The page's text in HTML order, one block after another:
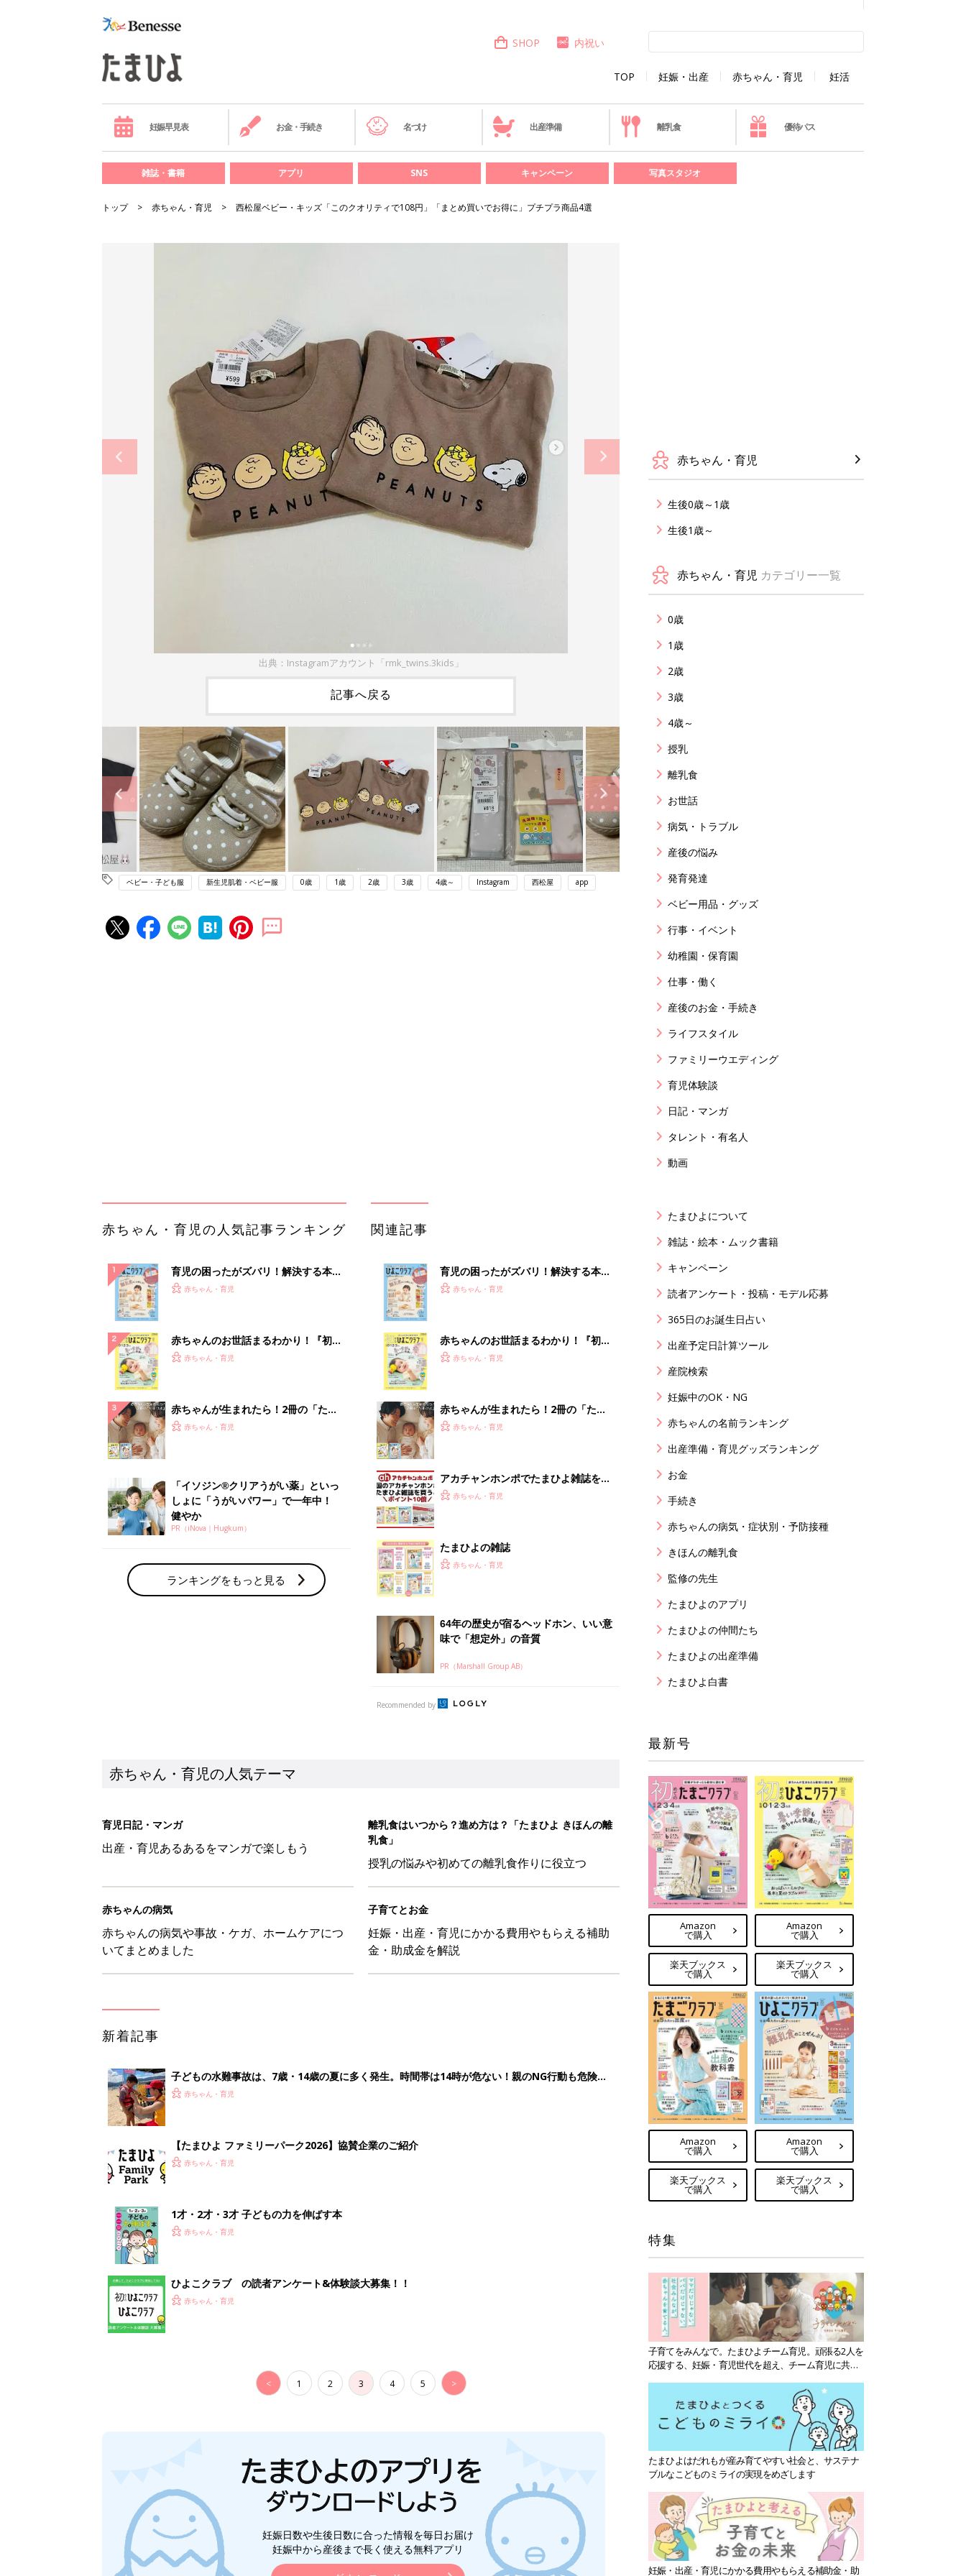
TOP 妊娠・出産 赤ちゃん・育児 妊活
SHOP 内祝い
妊娠早見表 お金・手続き 名づけ 出産準備 離乳食 優待パス
雑誌・書籍 アプリ SNS キャンペーン 写真スタジオ
トップ 赤ちゃん・育児 西松屋ベビー・キッズ「このクオリティで108円」「まとめ買いでお得に」プチプラ商品4選
出典：Instagramアカウント「rmk_twins.3kids」
記事へ戻る
ベビー・子ども服 新生児肌着・ベビー服 0歳 1歳 2歳 3歳 4歳～ Instagram 西松屋 app
しょに「うがいパワー」で一年中！
健やか
PR（iNova｜Hugkum）
ランキングをもっと見る
味で「想定外」の音質
PR（Marshall Group AB）
赤ちゃん・育児の人気テーマ
育児日記・マンガ
離乳食はいつから？進め方は？「たまひよ きほんの離
授乳の悩みや初めての離乳食作りに役立つ
子育てとお金
妊娠・出産・育児にかかる費用やもらえる補助
金・助成金を解説
子どもの水難事故は、7歳・14歳の夏に多く発生。時間帯は14時が危ない！親のNG行動も危険を
まねく【専門家】
赤ちゃん・育児
【たまひよ ファミリーパーク2026】協賛企業のご紹介
赤ちゃん・育児
1才・2才・3才 子どもの力を伸ばす本
< 1 2 3 4
赤ちゃん・育児
生後0歳～1歳
生後1歳～
赤ちゃん・育児 カテゴリー一覧
0歳
1歳
2歳
3歳
4歳～
授乳
離乳食
お世話
病気・トラブル
産後の悩み
発育発達
ベビー用品・グッズ
行事・イベント
幼稚園・保育園
仕事・働く
産後のお金・手続き
ライフスタイル
ファミリーウエディング
育児体験談
日記・マンガ
タレント・有名人
動画
たまひよについて
雑誌・絵本・ムック書籍
キャンペーン
読者アンケート・投稿・モデル応募
365日のお誕生日占い
出産予定日計算ツール
産院検索
妊娠中のOK・NG
赤ちゃんの名前ランキング
出産準備・育児グッズランキング
お金
手続き
赤ちゃんの病気・症状別・予防接種
きほんの離乳食
監修の先生
たまひよのアプリ
たまひよの仲間たち
たまひよの出産準備
たまひよ白書
最新号
Amazon
で購入
楽天ブックス
で購入
Amazon
で購入
楽天ブックス
で購入
Amazon
で購入
楽天ブックス
で購入
Amazon
で購入
楽天ブックス
で購入
特集
子育てをみんなで。たまひよチーム育児。頑張る2人を
応援する、妊娠・育児世代を超え、チーム育児に共感
たまひよはだれもが産み育てやすい社会と、サステナ
ブルなこどものミライの実現をめざします
妊娠・出産・育児にかかる費用やもらえる補助金・助